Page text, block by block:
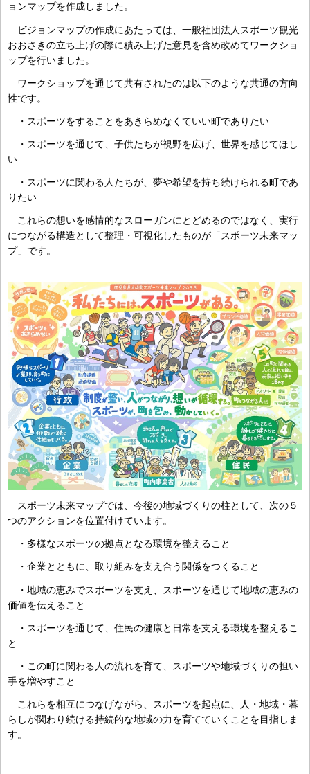
ョンマップを作成しました。
ビジョンマップの作成にあたっては、一般社団法人スポーツ観光
おおさきの立ち上げの際に積み上げた意見を含め改めてワークショ
ップを行いました。
ワークショップを通じて共有されたのは以下のような共通の方向
性です。
・スポーツをすることをあきらめなくていい町でありたい
・スポーツを通じて、子供たちが視野を広げ、世界を感じてほし
い
・スポーツに関わる人たちが、夢や希望を持ち続けられる町であ
りたい
これらの想いを感情的なスローガンにとどめるのではなく、実行
につながる構造として整理・可視化したものが「スポーツ未来マッ
プ」です。
スポーツ未来マップでは、今後の地域づくりの柱として、次の５
つのアクションを位置付けています。
・多様なスポーツの拠点となる環境を整えること
・企業とともに、取り組みを支え合う関係をつくること
・地域の恵みでスポーツを支え、スポーツを通じて地域の恵みの
価値を伝えること
・スポーツを通じて、住民の健康と日常を支える環境を整えるこ
と
・この町に関わる人の流れを育て、スポーツや地域づくりの担い
手を増やすこと
これらを相互につなげながら、スポーツを起点に、人・地域・暮
らしが関わり続ける持続的な地域の力を育てていくことを目指しま
す。